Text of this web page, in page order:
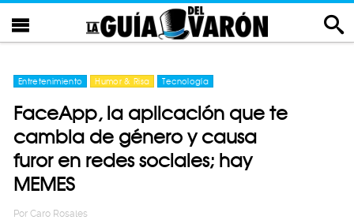
Entretenimiento Humor & Risa Tecnología
FaceApp, la aplicación que te
cambia de género y causa
furor en redes sociales; hay
MEMES
Por Caro Rosales